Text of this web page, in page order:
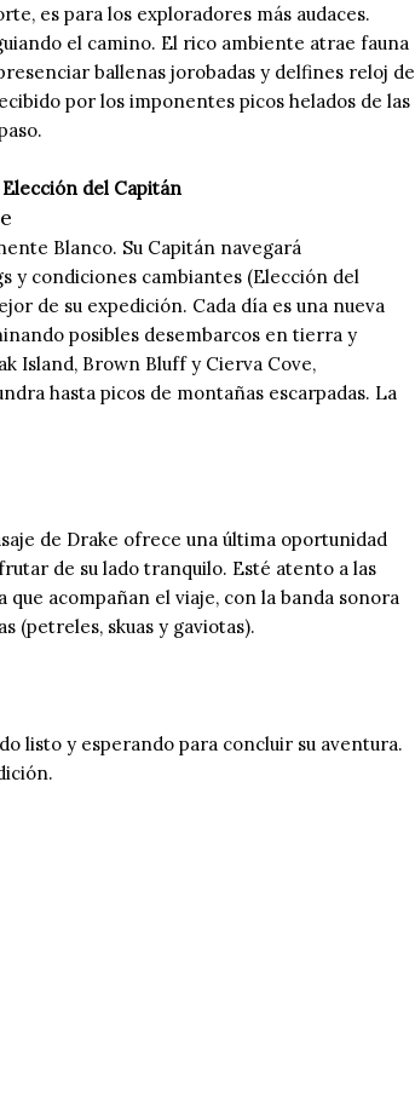
es para los exploradores más audaces.
el camino. El rico ambiente atrae fauna
ballenas jorobadas y delfines reloj de
por los imponentes picos helados de las
del Capitán
Blanco. Su Capitán navegará
y condiciones cambiantes (Elección del
de su expedición. Cada día es una nueva
posibles desembarcos en tierra y
Island, Brown Bluff y Cierva Cove,
hasta picos de montañas escarpadas. La
de Drake ofrece una última oportunidad
de su lado tranquilo. Esté atento a las
acompañan el viaje, con la banda sonora
(petreles, skuas y gaviotas).
listo y esperando para concluir su aventura.